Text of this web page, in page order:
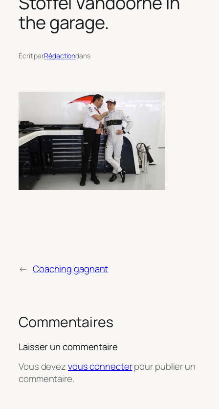
the garage.
Écrit parRédactiondans
← Coaching gagnant
Commentaires
Laisser un commentaire
Vous devezvous connecterpour publier un
commentaire.